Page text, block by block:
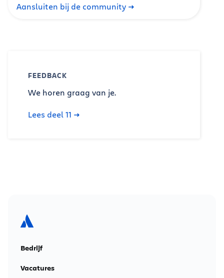
Aansluiten bij de community
FEEDBACK
We horen graag van je.
Lees deel 11
Bedrijf
Vacatures